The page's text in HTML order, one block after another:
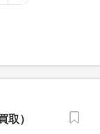
取）